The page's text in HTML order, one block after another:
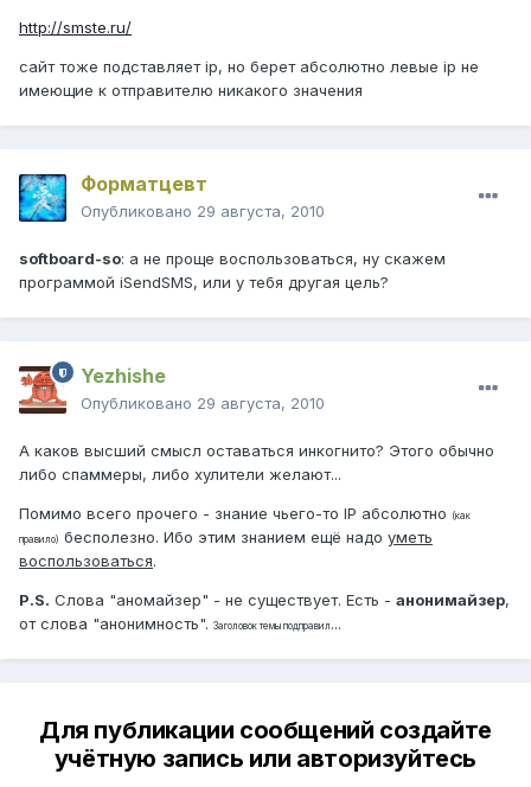
http://smste.ru/
сайт тоже подставляет ip, но берет абсолютно левые ip не
имеющие к отправителю никакого значения
Форматцевт
Опубликовано 29 августа, 2010
softboard-so: а не проще воспользоваться, ну скажем
программой iSendSMS, или у тебя другая цель?
Yezhishe
Опубликовано 29 августа, 2010
А каков высший смысл оставаться инкогнито? Этого обычно
либо спаммеры, либо хулители желают...
Помимо всего прочего - знание чьего-то IP абсолютно (как
правило) бесполезно. Ибо этим знанием ещё надо уметь
воспользоваться.
P.S. Слова "аномайзер" - не существует. Есть - анонимайзер,
от слова "анонимность". Заголовок темы подправил ...
Для публикации сообщений создайте
учётную запись или авторизуйтесь